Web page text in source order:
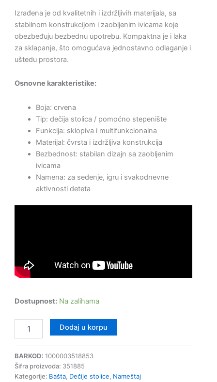
Izrađena je od kvalitetnih i izdržljivih materijala, sa
stabilnom konstrukcijom i zaobljenim ivicama koje
obezbeđuju bezbednu upotrebu. Kompaktna je i laka
za sklapanje, što omogućava jednostavno odlaganje i
uštedu prostora.
Osnovne karakteristike:
Boja: crvena
Tip: dečija stolica / pomoćno stepenište
Funkcija: sklopiva i multifunkcionalna
Materijal: čvrsta i izdržljiva konstrukcija
Bezbednost: stabilan dizajn sa zaobljenim
ivicama
Namena: za sedenje, igru i svakodnevne
aktivnosti deteta
Dostupnost: Na zalihama
Dodaj u korpu
BARKOD: 1000003518853
Šifra proizvoda: 351885
Kategorije: Bašta, Dečije stolice, Nameštaj